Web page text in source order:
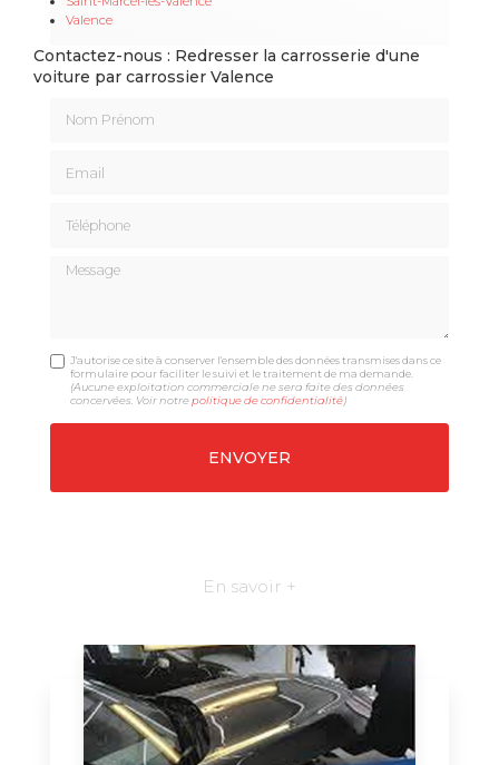
Valence
Contactez-nous : Redresser la carrosserie d'une
voiture par carrossier Valence
Message
J'autorise ce site à conserver l'ensemble des données transmises dans ce
formulaire pour faciliter le suivi et le traitement de ma demande.
(Aucune exploitation commerciale ne sera faite des données
concervées. Voir notrepolitique de confidentialité)
En savoir +